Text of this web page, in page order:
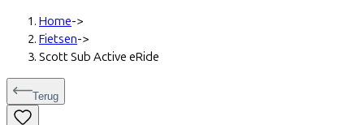
Home->
Fietsen->
Scott Sub Active eRide
Terug